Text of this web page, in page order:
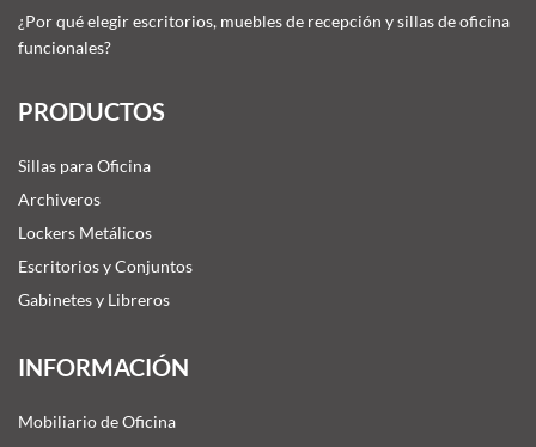
¿Por qué elegir escritorios, muebles de recepción y sillas de oficina
funcionales?
PRODUCTOS
Sillas para Oficina
Archiveros
Lockers Metálicos
Escritorios y Conjuntos
Gabinetes y Libreros
INFORMACIÓN
Mobiliario de Oficina